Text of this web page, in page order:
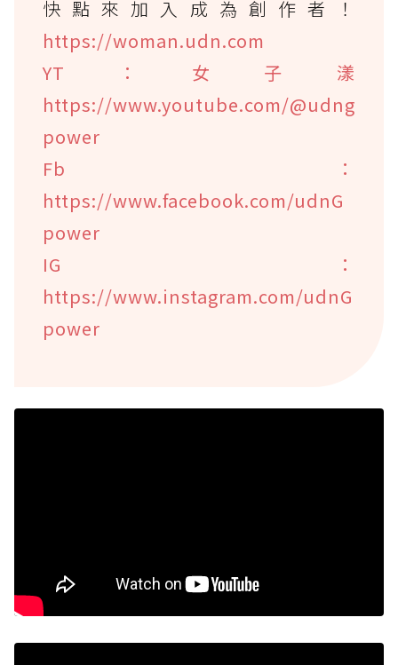
快點來加入成為創作者！
https://woman.udn.com
YT：女子漾
https://www.youtube.com/@udng
power
Fb：
https://www.facebook.com/udnG
power
IG：
https://www.instagram.com/udnG
power